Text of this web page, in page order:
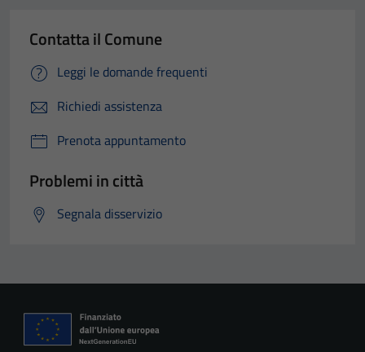
Contatta il Comune
Leggi le domande frequenti
Richiedi assistenza
Prenota appuntamento
Problemi in città
Segnala disservizio